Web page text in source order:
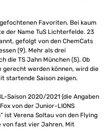
Favoriten. Bei kaum
der Name TuS Lichterfelde. 23
gefolgt von den ChemCats
(9). Mehr als drei
die TS Jahn München (5). Ob
werden können, wird die
startende Saison zeigen.
Saison 2020/2021 (die Angaben
von der Junior-LIONS
ist Verena Soltau von den Flying
von fast vier Jahren. Mit